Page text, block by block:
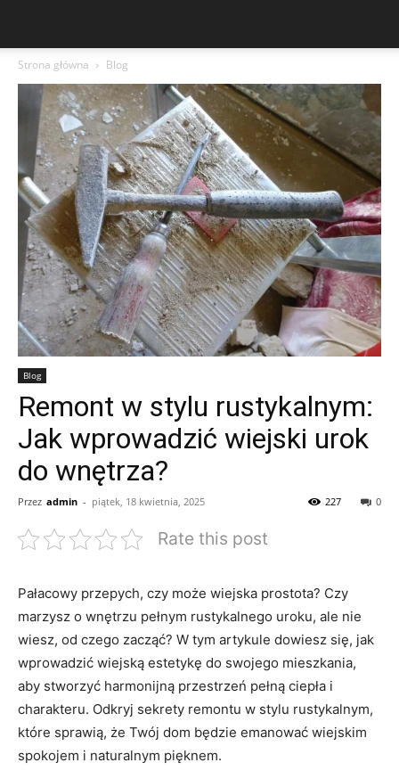
Strona główna Blog
Blog
Remont w stylu rustykalnym:
Jak wprowadzić wiejski urok
do wnętrza?
Przez admin - piątek, 18 kwietnia, 2025 0
227
Rate this post
Pałacowy przepych, czy może wiejska ‌prostota?‍ Czy
marzysz o wnętrzu pełnym rustykalnego uroku, ale nie
wiesz, od czego zacząć?⁣ W tym artykule dowiesz się, jak
wprowadzić wiejską estetykę do swojego mieszkania,
aby ⁣stworzyć harmonijną przestrzeń​ pełną ciepła i
charakteru.‍ Odkryj sekrety remontu w stylu rustykalnym,
które sprawią,‍ że Twój dom będzie emanować wiejskim
spokojem i‌ naturalnym pięknem.